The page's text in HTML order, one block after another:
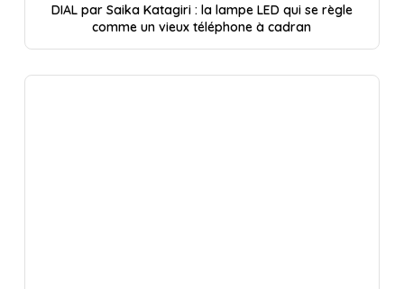
DIAL par Saika Katagiri : la lampe LED qui se règle
comme un vieux téléphone à cadran